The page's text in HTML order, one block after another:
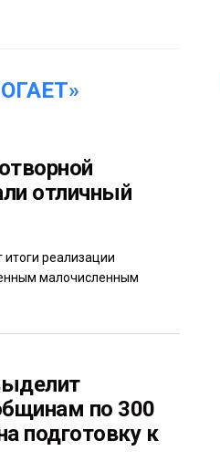
отличный
реализации
малочисленным
по 300
подготовку к